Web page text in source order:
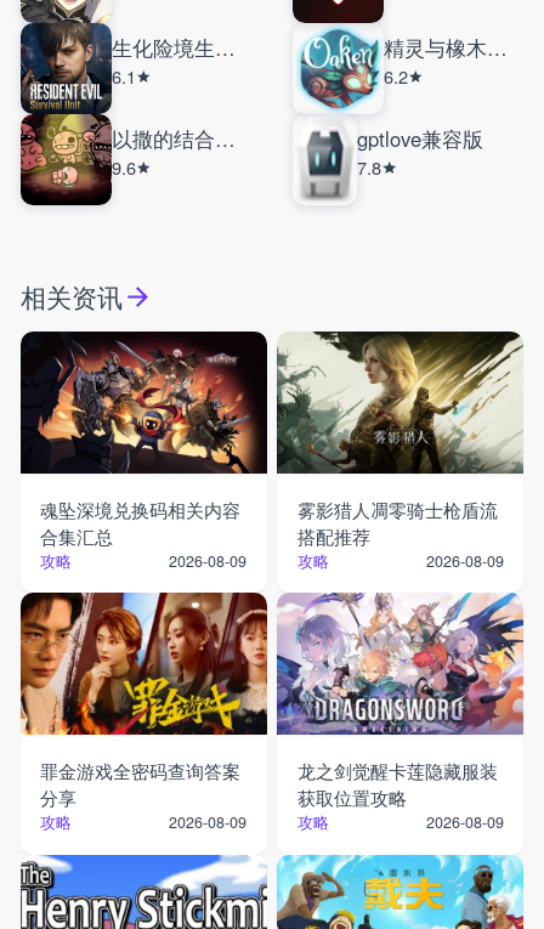
生化险境生存兵种
6.1
精灵与橡木之歌
6.2
以撒的结合重生
9.6
gptlove兼容版
7.8
相关资讯
魂坠深境兑换码相关内容
合集汇总
攻略 2026-08-09
雾影猎人凋零骑士枪盾流
搭配推荐
攻略 2026-08-09
罪金游戏全密码查询答案
分享
攻略 2026-08-09
龙之剑觉醒卡莲隐藏服装
获取位置攻略
攻略 2026-08-09